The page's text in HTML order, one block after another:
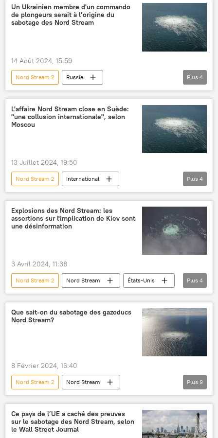
Russie
Sergueï Narychkine
Nord Stream
International
Un Ukrainien membre d'un commando
de plongeurs serait à l’origine du
sabotage des Nord Stream
14 Août 2024, 15:59
Nord Stream 2
Russie
Sabotage des gazoducs Nord Stream
Nord Stream
Nord Stream 2 AG
sabotage
Plus 4
L'affaire Nord Stream close en Suède:
"une collusion internationale", selon
Moscou
13 Juillet 2024, 19:50
Nord Stream 2
International
Sabotage des gazoducs Nord Stream
Maria Zakharova
enquête
Plus 4
Explosions des Nord Stream: les
assertions sur l'implication de Kiev sont
une désinformation
3 Avril 2024, 11:38
Nord Stream 2 Nord Stream
États-Unis
Russie
Ukraine
sabotage
explosion
Plus 4
Que sait-on du sabotage des gazoducs
Nord Stream?
8 Février 2024, 16:40
Nord Stream 2
Nord Stream
Sabotage des gazoducs Nord Stream
Allemagne
Denmark
Russie
Plus 9
Ce pays de l’UE a caché des preuves
sur le sabotage des Nord Stream, selon
le Wall Street Journal